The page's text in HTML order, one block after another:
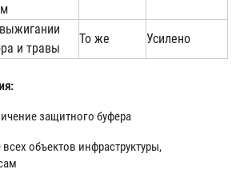
и травы
То же Усилено
защитного буфера
объектов инфраструктуры,